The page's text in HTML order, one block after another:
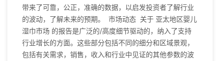
带来了可靠，公正，准确的数据，以启发投资者了解行业
的波动，了解未来的预期。 市场动态 关于 亚太地区婴儿
湿巾市场 的报告是广泛的/高度细节驱动的，纳入了支持
行业增长的方面。这些部分包括不同的细分和区域景观，
包括有关需求，销售，收入和行业中见证的其他参数的波